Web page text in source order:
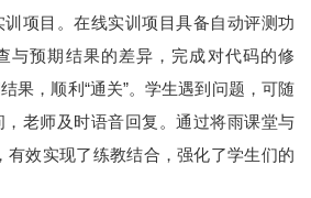
训项目。在线实训项目具备自动评测功
与预期结果的差异，完成对代码的修
果，顺利“通关”。学生遇到问题，可随
老师及时语音回复。通过将雨课堂与
有效实现了练教结合，强化了学生们的